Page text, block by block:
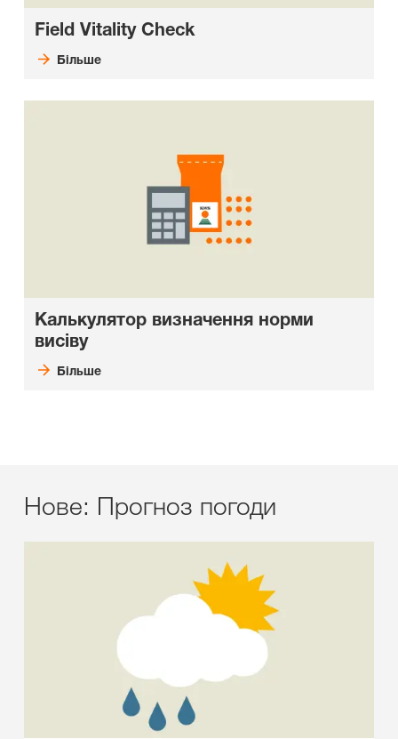
Field Vitality Check
Більше
Калькулятор визначення норми
висіву
Більше
Нове: Прогноз погоди